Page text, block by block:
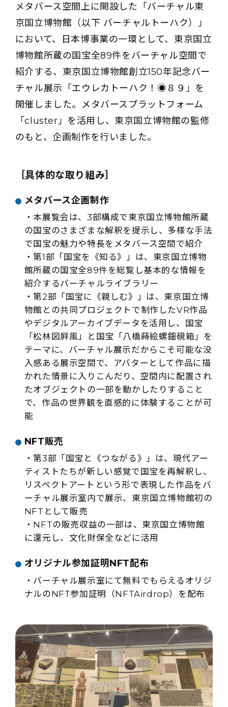
メタバース空間上に開設した「バーチャル東
京国立博物館（以下 バーチャルトーハク）」
において、日本博事業の一環として、東京国立
博物館所蔵の国宝全89件をバーチャル空間で
紹介する、東京国立博物館創立150年記念バー
チャル展示「エウレカトーハク！◉８９」を
開催しました。メタバースプラットフォーム
「cluster」を活用し、東京国立博物館の監修
のもと、企画制作を行いました。
［具体的な取り組み］
メタバース企画制作
・本展覧会は、3部構成で東京国立博物館所蔵
の国宝のさまざまな解釈を提示し、多様な手法
で国宝の魅力や特長をメタバース空間で紹介
・第1部「国宝を《知る》」は、東京国立博物
館所蔵の国宝全89件を総覧し基本的な情報を
紹介するバーチャルライブラリー
・第2部「国宝に《親しむ》」は、東京国立博
物館との共同プロジェクトで制作したVR作品
やデジタルアーカイブデータを活用し、国宝
「松林図屛風」と国宝「八橋蒔絵螺鈿硯箱」を
テーマに、バーチャル展示だからこそ可能な没
入感ある展示空間で、アバターとして作品に描
かれた情景に入りこんだり、空間内に配置され
たオブジェクトの一部を動かしたりすること
で、作品の世界観を直感的に体験することが可
能
NFT販売
・第3部「国宝と《つながる》」は、現代アー
ティストたちが新しい感覚で国宝を再解釈し、
リスペクトアートという形で表現した作品をバ
ーチャル展示室内で展示、東京国立博物館初の
NFTとして販売
・NFTの販売収益の一部は、東京国立博物館
に還元し、文化財保全などに活用
オリジナル参加証明NFT配布
・バーチャル展示室にて無料でもらえるオリジ
ナルのNFT参加証明（NFTAirdrop）を配布